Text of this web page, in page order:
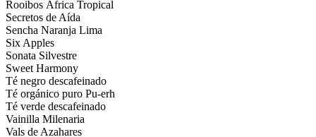
Rooibos África Tropical
Secretos de Aída
Sencha Naranja Lima
Six Apples
Sonata Silvestre
Sweet Harmony
Té negro descafeinado
Té orgánico puro Pu-erh
Té verde descafeinado
Vainilla Milenaria
Vals de Azahares